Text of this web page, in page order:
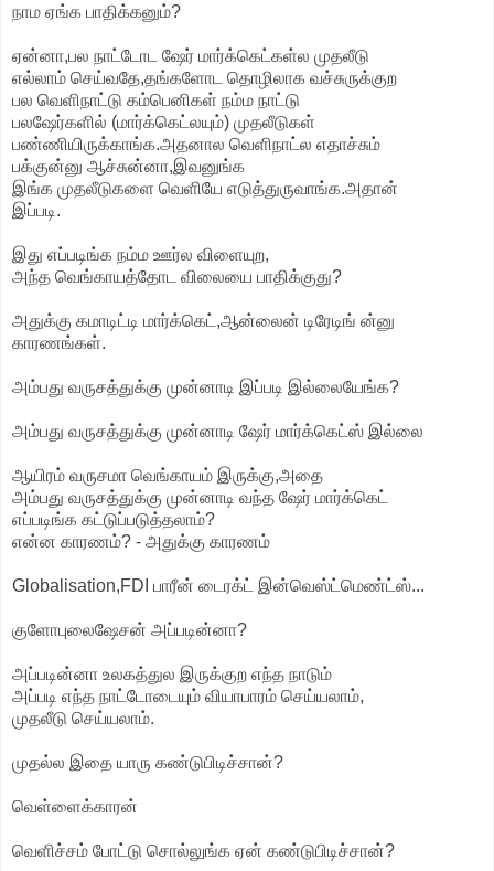
நாம ஏங்க பாதிக்கனும்?
ஏன்னா,பல நாட்டோட ஷேர் மார்க்கெட்கள்ல முதலீடு
எல்லாம் செய்வதே,தங்களோட தொழிலாக வச்சுருக்குற
பல வெளிநாட்டு கம்பெனிகள் நம்ம நாட்டு
பலஷேர்களில் (மார்க்கெட்லயும்) முதலீடுகள்
பண்ணியிருக்காங்க.அதனால வெளிநாட்ல எதாச்சும்
பக்குன்னு ஆச்சுன்னா,இவனுங்க
இங்க முதலீடுகளை வெளியே எடுத்துருவாங்க.அதான்
இப்படி.
இது எப்படிங்க நம்ம ஊர்ல விளையுற,
அந்த வெங்காயத்தோட விலையை பாதிக்குது?
அதுக்கு கமாடிட்டி மார்க்கெட்,ஆன்லைன் டிரேடிங் ன்னு
காரணங்கள்.
அம்பது வருசத்துக்கு முன்னாடி இப்படி இல்லையேங்க?
அம்பது வருசத்துக்கு முன்னாடி ஷேர் மார்க்கெட்ஸ் இல்லை
ஆயிரம் வருசமா வெங்காயம் இருக்கு,அதை
அம்பது வருசத்துக்கு முன்னாடி வந்த ஷேர் மார்க்கெட்
எப்படிங்க கட்டுப்படுத்தலாம்?
என்ன காரணம்? - அதுக்கு காரணம்
Globalisation,FDI பாரீன் டைரக்ட் இன்வெஸ்ட்மெண்ட்ஸ்...
குளோபுலைஷேசன் அப்படின்னா?
அப்படின்னா உலகத்துல இருக்குற எந்த நாடும்
அப்படி எந்த நாட்டோடையும் வியாபாரம் செய்யலாம்,
முதலீடு செய்யலாம்.
முதல்ல இதை யாரு கண்டுபிடிச்சான்?
வெள்ளைக்காரன்
வெளிச்சம் போட்டு சொல்லுங்க ஏன் கண்டுபிடிச்சான்?